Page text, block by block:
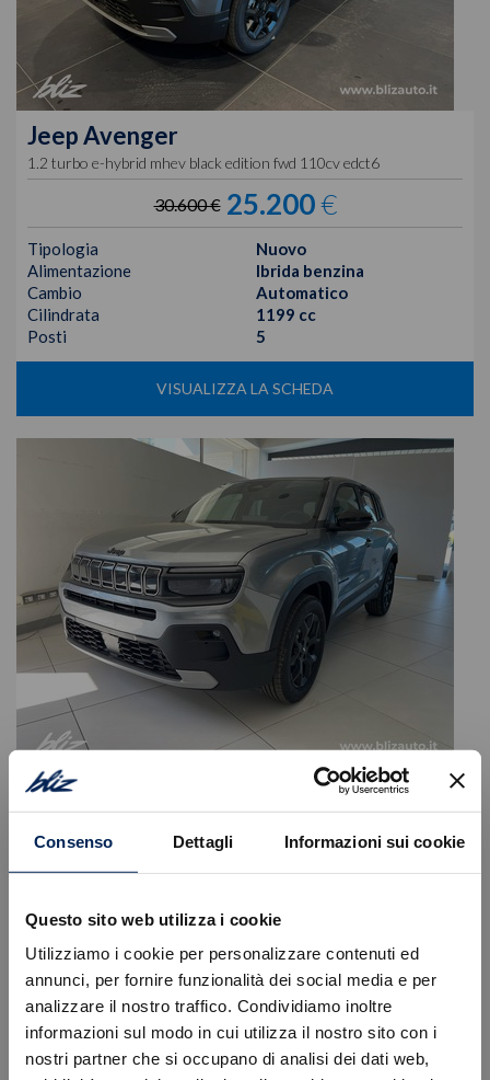
Consenso Dettagli Informazioni sui cookie
Questo sito web utilizza i cookie
Utilizziamo i cookie per personalizzare contenuti ed
annunci, per fornire funzionalità dei social media e per
analizzare il nostro traffico. Condividiamo inoltre
informazioni sul modo in cui utilizza il nostro sito con i
nostri partner che si occupano di analisi dei dati web,
JeepAvenger
1.2 turbo e-hybrid mhev black edition fwd 110cv edct6
30.600 € 25.200€
Tipologia
Nuovo
Alimentazione
Ibrida benzina
Cambio
Automatico
Cilindrata
1199 cc
Posti
5
VISUALIZZA LA SCHEDA
Jeep
1.2 turbo e-hybrid mhev black edition fwd 110cv edct6
25.200€
Alimentazione
Ibrida benzina
Cambio
Automatico
Cilindrata
1199 cc
Posti
5
VISUALIZZA LA SCHEDA